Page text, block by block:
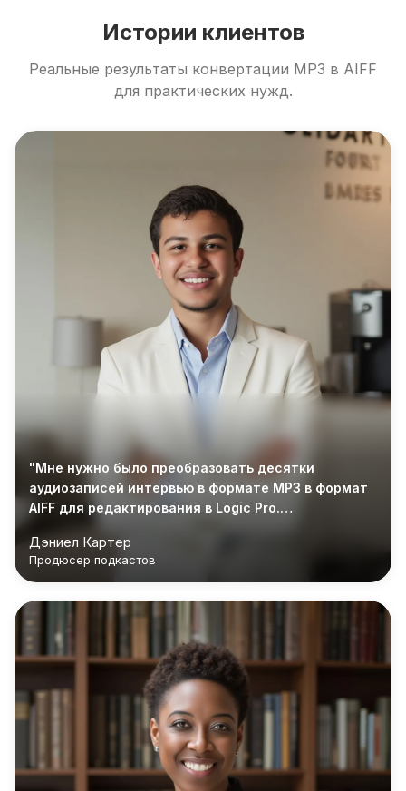
Истории клиентов
Реальные результаты конвертации MP3 в AIFF
для практических нужд.
"Мне нужно было преобразовать десятки
аудиозаписей интервью в формате MP3 в формат
AIFF для редактирования в Logic Pro.
импортировались идеально."
Дэниел Картер
Продюсер подкастов